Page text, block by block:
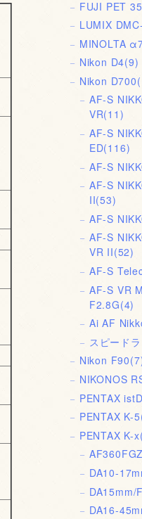
FUJI PET 35
LUMIX
MINOLTA
Nikon D4(9)
Nikon D700
AF-S
VR(11)
AF-S
ED(116)
AF-S
AF-S
II(53)
AF-S
AF-S
VR II(52)
AF-S
AF-S VR
F2.8G(4)
Ai AF
スピード
Nikon F90
NIKONOS
PENTAX
PENTAX K-5
PENTAX K-x
DA10-
DA15mm/
DA16-